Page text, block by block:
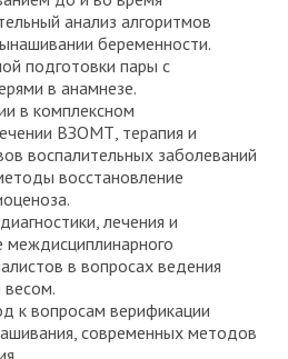
анализ алгоритмов
беременности.
подготовки пары с
в анамнезе.
в комплексном
ВЗОМТ, терапия и
воспалительных заболеваний
восстановление
лечения и
междисциплинарного
в вопросах ведения
к вопросам верификации
современных методов